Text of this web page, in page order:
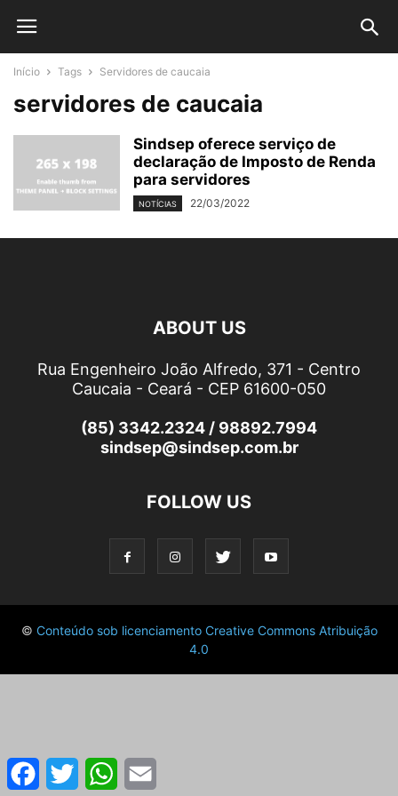
Início Tags Servidores de caucaia
servidores de caucaia
Sindsep oferece serviço de
declaração de Imposto de Renda
para servidores
NOTÍCIAS 22/03/2022
ABOUT US
Rua Engenheiro João Alfredo, 371 - Centro
Caucaia - Ceará - CEP 61600-050
(85) 3342.2324 / 98892.7994
sindsep@sindsep.com.br
FOLLOW US
© Conteúdo sob licenciamento Creative Commons Atribuição
4.0
FacebookTwitter WhatsApp